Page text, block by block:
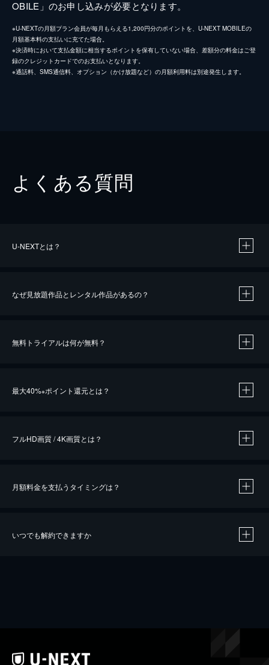
OBILE」のお申し込みが必要となります。
※U-NEXTの月額プラン会員が毎月もらえる1,200円分のポイントを、U-NEXT MOBILEの
月額基本料の支払いに充てた場合。
※決済時において支払金額に相当するポイントを保有していない場合、差額分の料金はご登
録のクレジットカードでのお支払いとなります。
※通話料、SMS通信料、オプション（かけ放題など）の月額利用料は別途発生します。
よくある質問
U-NEXTとは？
なぜ見放題作品とレンタル作品があるの？
無料トライアルは何が無料？
最大40%※ポイント還元とは？
※40％ポイント還元の対象は、クレジットカード決済による作品の購入 / レンタルです。
フルHD画質 / 4K画質とは？
月額料金を支払うタイミングは？
いつでも解約できますか